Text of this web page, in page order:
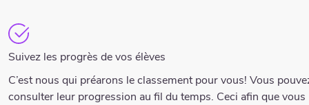
Suivez les progrès de vos élèves
C’est nous qui préarons le classement pour vous! Vous
consulter leur progression au fil du temps. Ceci afin que